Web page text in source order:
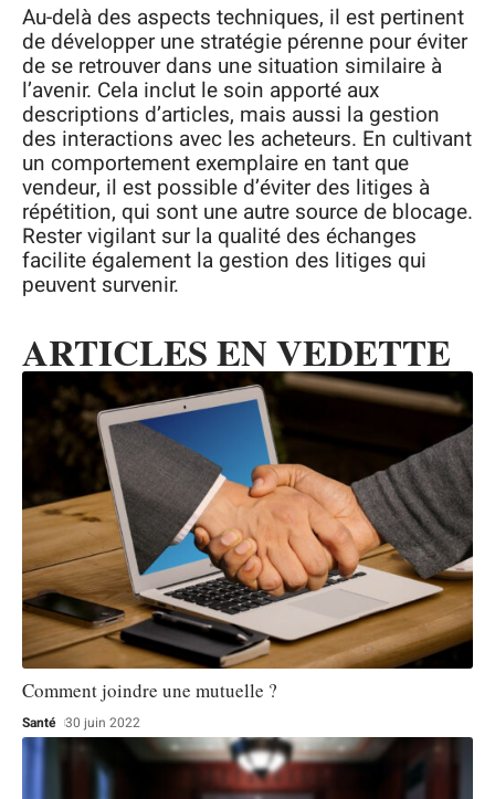
Au-delà des aspects techniques, il est pertinent
de développer une stratégie pérenne pour éviter
de se retrouver dans une situation similaire à
l’avenir. Cela inclut le soin apporté aux
descriptions d’articles, mais aussi la gestion
des interactions avec les acheteurs. En cultivant
un comportement exemplaire en tant que
vendeur, il est possible d’éviter des litiges à
répétition, qui sont une autre source de blocage.
Rester vigilant sur la qualité des échanges
facilite également la gestion des litiges qui
peuvent survenir.
ARTICLES EN VEDETTE
Comment joindre une mutuelle ?
Santé 30 juin 2022